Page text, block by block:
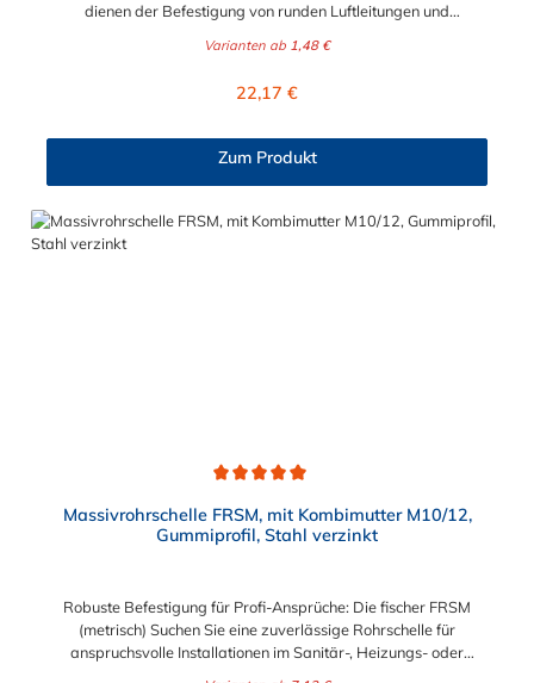
dienen der Befestigung von runden Luftleitungen und
Die Lüftungsrohrschelle ist durch ihren weiten Öffnungswinkel
eingeklebte EPDM Rohrschellengummi für Schallschutz nach
verhindert zudem ein Ablösen der Schelle beim Verschieben der
Rohre. *Dämmprofil kann ohne Weiteres entfernt werden.
Varianten ab 1,48 €
Regulärer Preis:
22,17 €
Zum Produkt
Massivrohrschelle FRSM, mit Kombimutter M10/12,
Gummiprofil, Stahl verzinkt
Robuste Befestigung für Profi-Ansprüche: Die fischer FRSM
(metrisch) Suchen Sie eine zuverlässige Rohrschelle für
anspruchsvolle Installationen im Sanitär-, Heizungs- oder